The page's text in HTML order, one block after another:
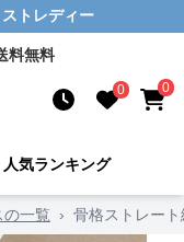
トレディー
料無料
0 0
人気ランキング
の一覧 › 骨格ストレー